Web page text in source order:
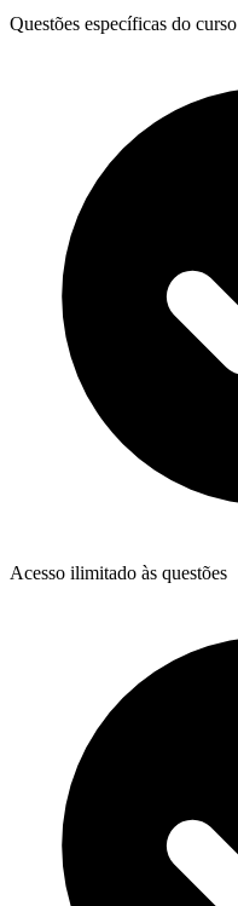
Questões específicas do curso
Acesso ilimitado às questões